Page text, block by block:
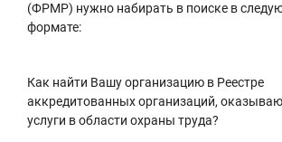
(ФРМР) нужно набирать в поиске в
формате:
Как найти Вашу организацию в Реестре
аккредитованных организаций,
услуги в области охраны труда?